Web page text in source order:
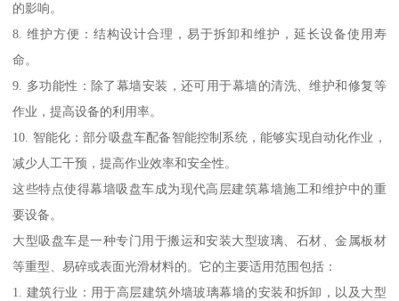
的影响。
8. 维护方便：结构设计合理，易于拆卸和维护，延长设备使用寿
命。
9. 多功能性：除了幕墙安装，还可用于幕墙的清洗、维护和修复等
作业，提高设备的利用率。
10. 智能化：部分吸盘车配备智能控制系统，能够实现自动化作业，
减少人工干预，提高作业效率和安全性。
这些特点使得幕墙吸盘车成为现代高层建筑幕墙施工和维护中的重
要设备。
大型吸盘车是一种专门用于搬运和安装大型玻璃、石材、金属板材
等重型、易碎或表面光滑材料的。它的主要适用范围包括：
1. 建筑行业：用于高层建筑外墙玻璃幕墙的安装和拆卸，以及大型